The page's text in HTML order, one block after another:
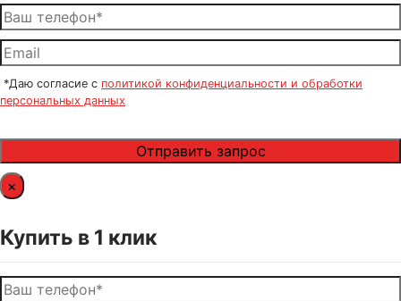
*Даю согласие с политикой конфиденциальности и обработки
персональных данных
×
Купить в 1 клик